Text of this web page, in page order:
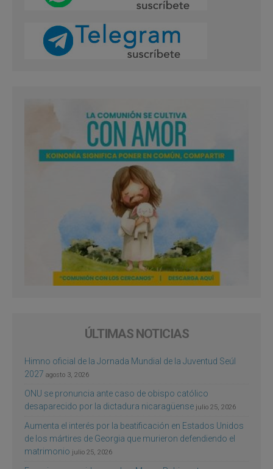
ÚLTIMAS NOTICIAS
Himno oficial de la Jornada Mundial de la Juventud Seúl
2027 agosto 3, 2026
ONU se pronuncia ante caso de obispo católico
desaparecido por la dictadura nicaragüense julio 25, 2026
Aumenta el interés por la beatificación en Estados Unidos
de los mártires de Georgia que murieron defendiendo el
matrimonio julio 25, 2026